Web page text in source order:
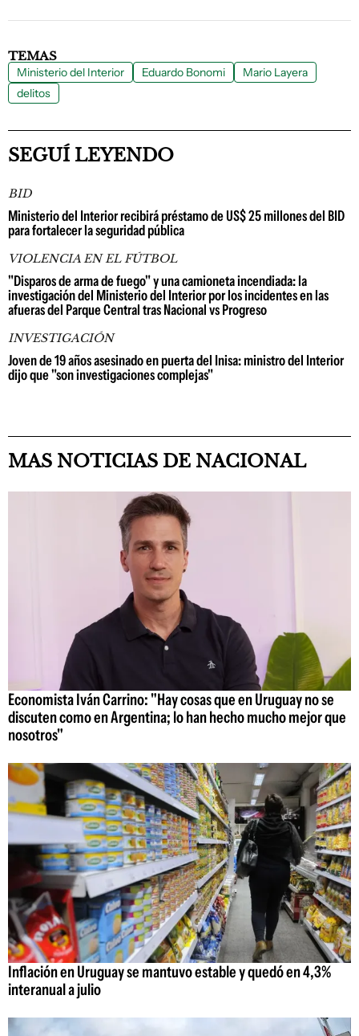
TEMAS
Ministerio del Interior Eduardo Bonomi
Mario Layera
delitos
SEGUÍ LEYENDO
BID
Ministerio del Interior recibirá préstamo de US$ 25 millones del BID
para fortalecer la seguridad pública
VIOLENCIA EN EL FÚTBOL
"Disparos de arma de fuego" y una camioneta incendiada: la
investigación del Ministerio del Interior por los incidentes en las
afueras del Parque Central tras Nacional vs Progreso
INVESTIGACIÓN
Joven de 19 años asesinado en puerta del Inisa: ministro del Interior
dijo que "son investigaciones complejas"
MAS NOTICIAS DE NACIONAL
Economista Iván Carrino: "Hay cosas que en Uruguay no se
discuten como en Argentina; lo han hecho mucho mejor que
nosotros"
Inflación en Uruguay se mantuvo estable y quedó en 4,3%
interanual a julio